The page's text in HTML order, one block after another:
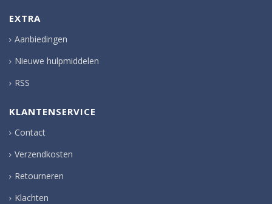
EXTRA
Aanbiedingen
Nieuwe hulpmiddelen
RSS
KLANTENSERVICE
Contact
Verzendkosten
Retourneren
Klachten